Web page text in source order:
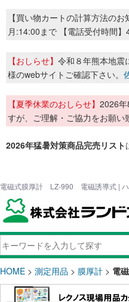
【買い物カートの計算方法の
月:14:00まで 【電話受付時間
【おしらせ】 令和８年熊本地震
様のwebサイトご確認下さい。
【夏季休業のおしらせ】 2026
すが、ご理解・ご協力をお願い
2026年猛暑対策商品完売リスト
電磁式膜厚計 LZ-990 電磁誘導式 | ハ
HOME > 測定用品 > 膜厚計 > 電